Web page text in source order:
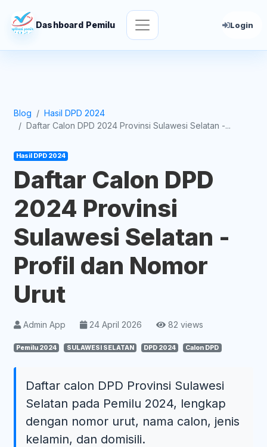
Dashboard Pemilu Login
Blog
Hasil DPD 2024
Daftar Calon DPD 2024 Provinsi Sulawesi Selatan -...
Hasil DPD 2024
Daftar Calon DPD
2024 Provinsi
Sulawesi Selatan -
Profil dan Nomor
Urut
Admin App 24 April 2026 82 views
Pemilu 2024 SULAWESI SELATAN DPD 2024 Calon DPD
Daftar calon DPD Provinsi Sulawesi
Selatan pada Pemilu 2024, lengkap
dengan nomor urut, nama calon, jenis
kelamin, dan domisili.